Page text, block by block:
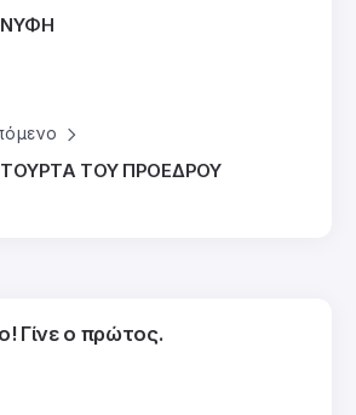
ΤΟΥ ΠΡΟΕΔΡΟΥ
Γίνε ο πρώτος.